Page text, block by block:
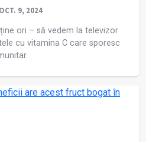
9, 2024
ori – să vedem la televizor
cu vitamina C care sporesc